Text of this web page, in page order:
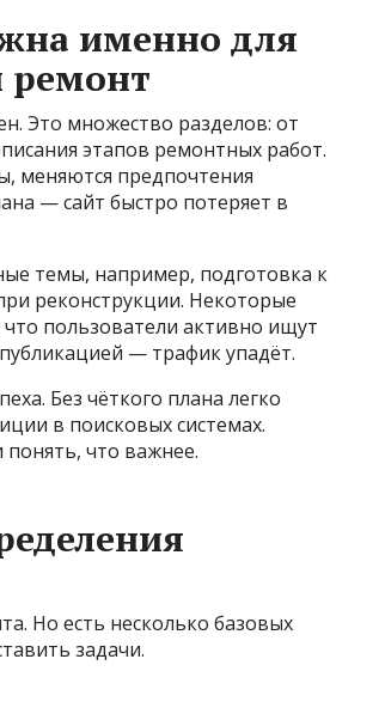
именно для
ремонт
Это множество разделов: от
этапов ремонтных работ.
меняются предпочтения
— сайт быстро потеряет в
темы, например, подготовка к
реконструкции. Некоторые
пользователи активно ищут
— трафик упадёт.
Без чёткого плана легко
в поисковых системах.
понять, что важнее.
Но есть несколько базовых
задачи.